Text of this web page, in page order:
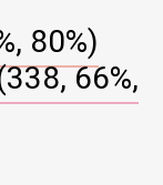
80%)
66%,